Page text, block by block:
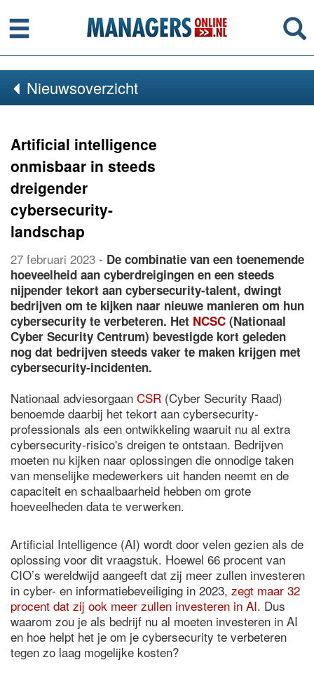
Menu
Nieuwsoverzicht
Artificial intelligence
onmisbaar in steeds
dreigender
cybersecurity-
landschap
27 februari 2023 - De combinatie van een toenemende
hoeveelheid aan cyberdreigingen en een steeds
nijpender tekort aan cybersecurity-talent, dwingt
bedrijven om te kijken naar nieuwe manieren om hun
cybersecurity te verbeteren. Het NCSC (Nationaal
Cyber Security Centrum) bevestigde kort geleden
nog dat bedrijven steeds vaker te maken krijgen met
cybersecurity-incidenten.
Nationaal adviesorgaan CSR (Cyber Security Raad)
benoemde daarbij het tekort aan cybersecurity-
professionals als een ontwikkeling waaruit nu al extra
cybersecurity-risico's dreigen te ontstaan. Bedrijven
moeten nu kijken naar oplossingen die onnodige taken
van menselijke medewerkers uit handen neemt en de
capaciteit en schaalbaarheid hebben om grote
hoeveelheden data te verwerken.
Artificial Intelligence (AI) wordt door velen gezien als de
oplossing voor dit vraagstuk. Hoewel 66 procent van
CIO’s wereldwijd aangeeft dat zij meer zullen investeren
in cyber- en informatiebeveiliging in 2023, zegt maar 32
procent dat zij ook meer zullen investeren in AI. Dus
waarom zou je als bedrijf nu al moeten investeren in AI
en hoe helpt het je om je cybersecurity te verbeteren
tegen zo laag mogelijke kosten?